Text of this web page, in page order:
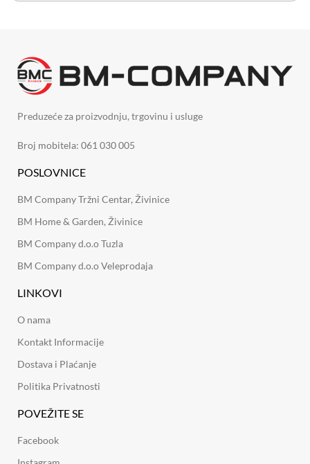
Preduzeće za proizvodnju, trgovinu i usluge
Broj mobitela: 061 030 005
POSLOVNICE
BM Company Tržni Centar, Živinice
BM Home & Garden, Živinice
BM Company d.o.o Tuzla
BM Company d.o.o Veleprodaja
LINKOVI
O nama
Kontakt Informacije
Dostava i Plaćanje
Politika Privatnosti
POVEŽITE SE
Facebook